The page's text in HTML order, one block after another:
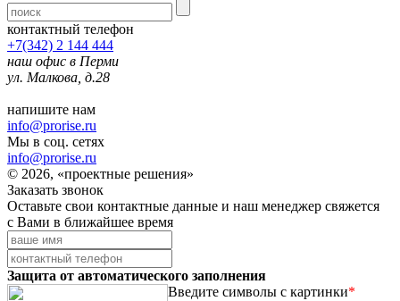
контактный телефон
+7(342) 2 144 444
наш офис в Перми
ул. Малкова, д.28
напишите нам
info@prorise.ru
Мы в соц. сетях
info@prorise.ru
© 2026, «проектные решения»
Заказать звонок
Оставьте свои контактные данные и наш менеджер свяжется
с Вами в ближайшее время
Защита от автоматического заполнения
Введите символы с картинки*